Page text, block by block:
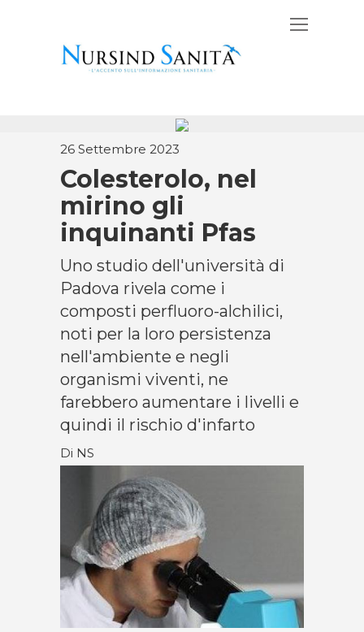
26 Settembre 2023
Colesterolo, nel
mirino gli
inquinanti Pfas
Uno studio dell'università di
Padova rivela come i
composti perfluoro-alchilici,
noti per la loro persistenza
nell'ambiente e negli
organismi viventi, ne
farebbero aumentare i livelli e
quindi il rischio d'infarto
Di NS